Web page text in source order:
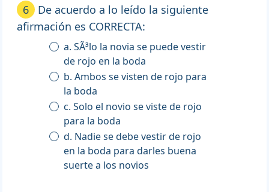
6
De acuerdo a lo leído la siguiente
afirmación es CORRECTA:
a. SÃ³lo la novia se puede vestir
de rojo en la boda
b. Ambos se visten de rojo para
la boda
c. Solo el novio se viste de rojo
para la boda
d. Nadie se debe vestir de rojo
en la boda para darles buena
suerte a los novios